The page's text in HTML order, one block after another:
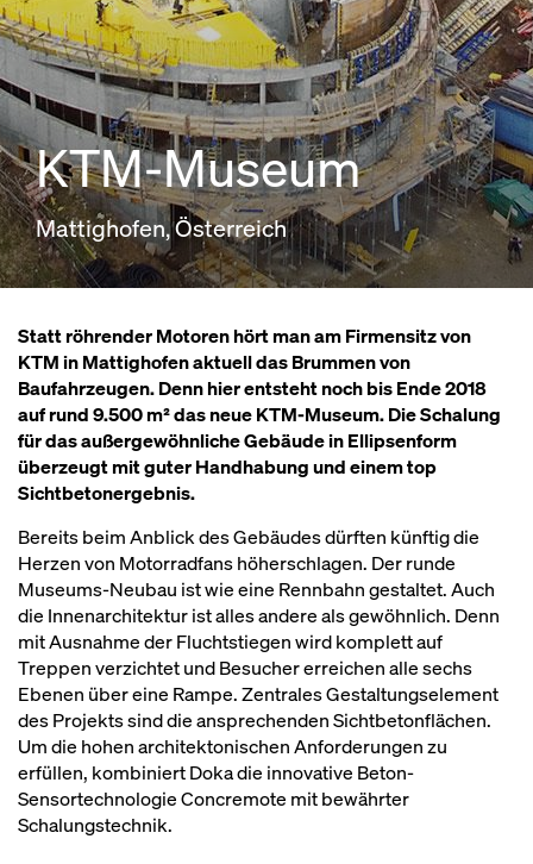
KTM-Museum
Mattighofen, Österreich
Statt röhrender Motoren hört man am Firmensitz von
KTM in Mattighofen aktuell das Brummen von
Baufahrzeugen. Denn hier entsteht noch bis Ende 2018
auf rund 9.500 m² das neue KTM-Museum. Die Schalung
für das außergewöhnliche Gebäude in Ellipsenform
überzeugt mit guter Handhabung und einem top
Sichtbetonergebnis.
Bereits beim Anblick des Gebäudes dürften künftig die
Herzen von Motorradfans höherschlagen. Der runde
Museums-Neubau ist wie eine Rennbahn gestaltet. Auch
die Innenarchitektur ist alles andere als gewöhnlich. Denn
mit Ausnahme der Fluchtstiegen wird komplett auf
Treppen verzichtet und Besucher erreichen alle sechs
Ebenen über eine Rampe. Zentrales Gestaltungselement
des Projekts sind die ansprechenden Sichtbetonflächen.
Um die hohen architektonischen Anforderungen zu
erfüllen, kombiniert Doka die innovative Beton-
Sensortechnologie Concremote mit bewährter
Schalungstechnik.